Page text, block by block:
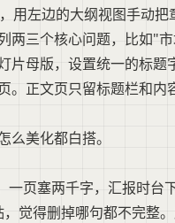
用左边的大纲视图手动
两三个核心问题，比如"
母版，设置统一的标题
正文页只留标题栏和内
美化都白搭。
页塞两千字，汇报时台
觉得删掉哪句都不完整